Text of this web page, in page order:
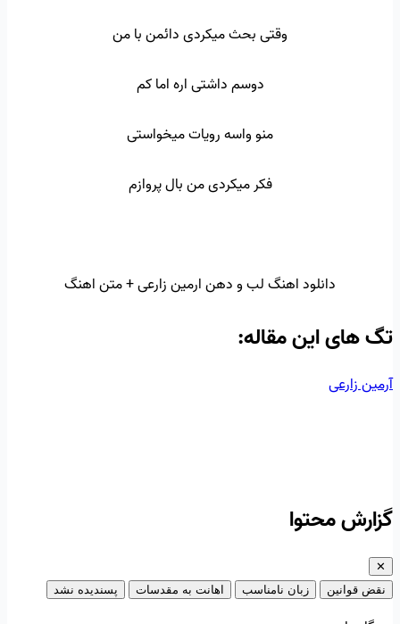
وقتی بحث میکردی دائمن با من
دوسم داشتی اره اما کم
منو واسه رویات میخواستی
فکر میکردی من بال پروازم
دانلود اهنگ لب و دهن ارمین زارعی + متن اهنگ
تگ‌ های این مقاله:
آرمین زارعی
گزارش محتوا
✕
نقض قوانین
زبان نامناسب اهانت به مقدسات پسندیده نشد